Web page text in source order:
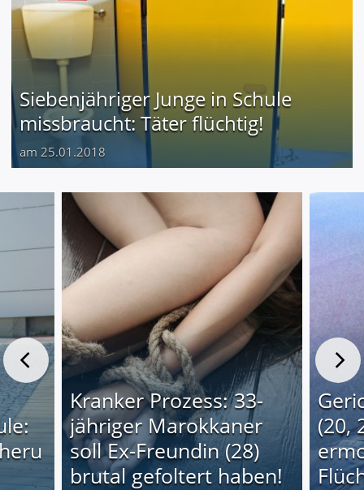
Siebenjähriger Junge in Schule
missbraucht: Täter flüchtig!
am 25.01.2018
Kranker Prozess: 33-
jähriger Marokkaner
soll Ex-Freundin (28)
brutal gefoltert haben!
(20,